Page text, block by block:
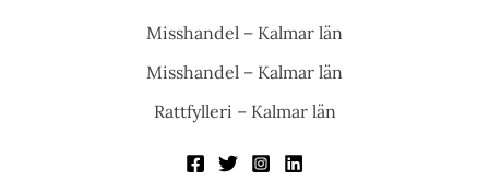
Misshandel – Kalmar län
Misshandel – Kalmar län
Rattfylleri – Kalmar län